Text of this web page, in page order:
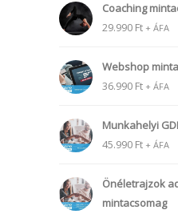
Coaching
29.990 Ft + ÁFA
Webshop
36.990 Ft + ÁFA
Munkahelyi
45.990 Ft + ÁFA
Önéletrajzok
mintacsomag